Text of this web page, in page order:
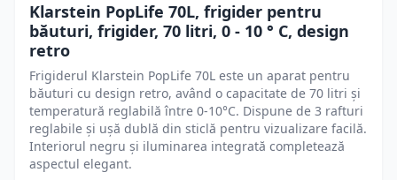
Klarstein PopLife 70L, frigider pentru
băuturi, frigider, 70 litri, 0 - 10 ° C, design
retro
Frigiderul Klarstein PopLife 70L este un aparat pentru
băuturi cu design retro, având o capacitate de 70 litri și
temperatură reglabilă între 0-10°C. Dispune de 3 rafturi
reglabile și ușă dublă din sticlă pentru vizualizare facilă.
Interiorul negru și iluminarea integrată completează
aspectul elegant.